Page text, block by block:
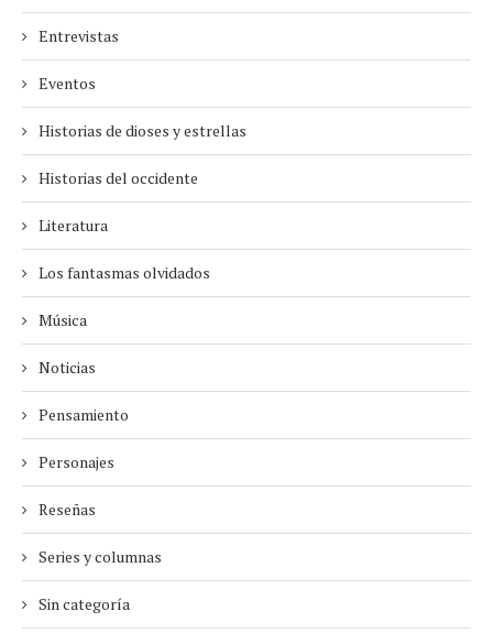
Entrevistas
Eventos
Historias de dioses y estrellas
Historias del occidente
Literatura
Los fantasmas olvidados
Música
Noticias
Pensamiento
Personajes
Reseñas
Series y columnas
Sin categoría